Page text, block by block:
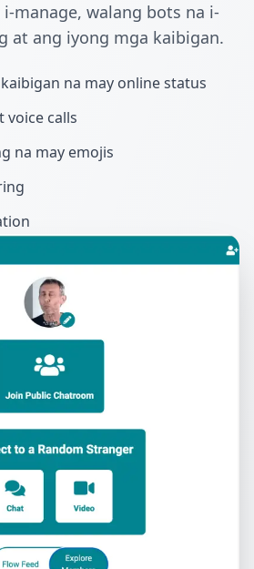
manage, walang bots na i-
at ang iyong mga kaibigan.
na may online status
voice calls
na may emojis